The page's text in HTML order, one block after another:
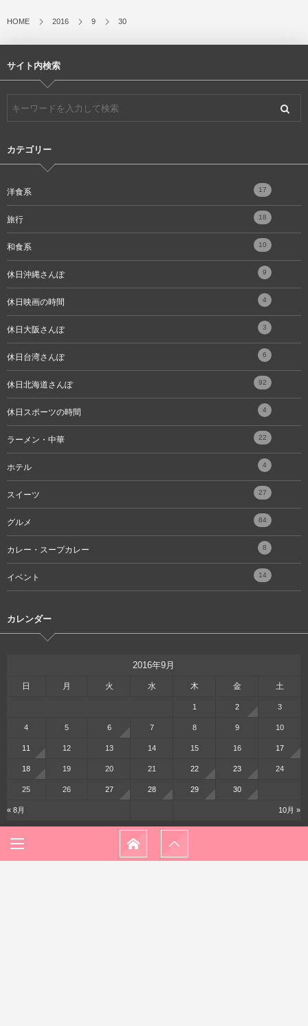
HOME 2016 9 30
サイト内検索
カテゴリー
洋食系 17
旅行 18
和食系 10
休日沖縄さんぽ 9
休日映画の時間 4
休日大阪さんぽ 3
休日台湾さんぽ 6
休日北海道さんぽ 92
休日スポーツの時間 4
ラーメン・中華 22
ホテル 4
スイーツ 27
グルメ 84
カレー・スープカレー 8
イベント 14
カレンダー
2016年9月
日 月 火 水 木 金 土
« 8月 10月 »
1 2 3
4 5 6 7 8 9 10
11 12 13 14 15 16 17
18 19 20 21 22 23 24
25 26 27 28 29 30
メニュー